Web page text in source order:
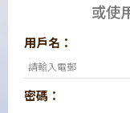
或使
用戶名：
密碼：